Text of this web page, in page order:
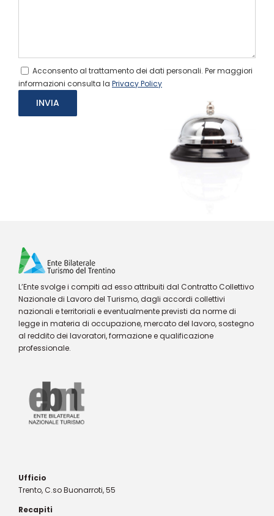
Acconsento al trattamento dei dati personali. Per maggiori
informazioni consulta la Privacy Policy
L’Ente svolge i compiti ad esso attribuiti dal Contratto Collettivo
Nazionale di Lavoro del Turismo, dagli accordi collettivi
nazionali e territoriali e eventualmente previsti da norme di
legge in materia di occupazione, mercato del lavoro, sostegno
al reddito dei lavoratori, formazione e qualificazione
professionale.
Ufficio
Trento, C.so Buonarroti, 55
Recapiti